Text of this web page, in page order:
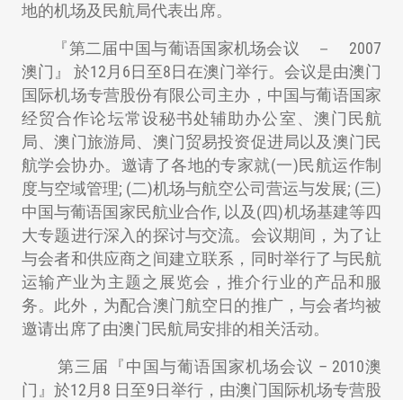
地的机场及民航局代表出席。
『第二届中国与葡语国家机场会议 － 2007
澳门』 於12月6日至8日在澳门举行。会议是由澳门
国际机场专营股份有限公司主办，中国与葡语国家
经贸合作论坛常设秘书处辅助办公室、澳门民航
局、澳门旅游局、澳门贸易投资促进局以及澳门民
航学会协办。邀请了各地的专家就(一)民航运作制
度与空域管理; (二)机场与航空公司营运与发展; (三)
中国与葡语国家民航业合作, 以及(四)机场基建等四
大专题进行深入的探讨与交流。会议期间，为了让
与会者和供应商之间建立联系，同时举行了与民航
运输产业为主题之展览会，推介行业的产品和服
务。此外，为配合澳门航空日的推广，与会者均被
邀请出席了由澳门民航局安排的相关活动。
第三届『中国与葡语国家机场会议 – 2010澳
门』於12月8 日至9日举行，由澳门国际机场专营股